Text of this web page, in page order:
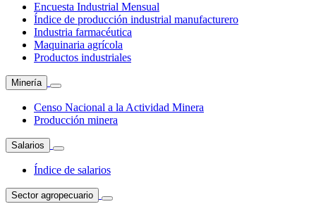
Encuesta Industrial Mensual
Índice de producción industrial manufacturero
Industria farmacéutica
Maquinaria agrícola
Productos industriales
Minería
Censo Nacional a la Actividad Minera
Producción minera
Salarios
Índice de salarios
Sector agropecuario